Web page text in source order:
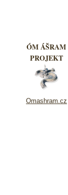
ÓM ÁŠRAM
PROJEKT
Omashram.cz